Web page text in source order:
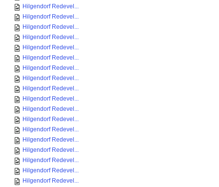
Hilgendorf Redevel...
Hilgendorf Redevel...
Hilgendorf Redevel...
Hilgendorf Redevel...
Hilgendorf Redevel...
Hilgendorf Redevel...
Hilgendorf Redevel...
Hilgendorf Redevel...
Hilgendorf Redevel...
Hilgendorf Redevel...
Hilgendorf Redevel...
Hilgendorf Redevel...
Hilgendorf Redevel...
Hilgendorf Redevel...
Hilgendorf Redevel...
Hilgendorf Redevel...
Hilgendorf Redevel...
Hilgendorf Redevel...